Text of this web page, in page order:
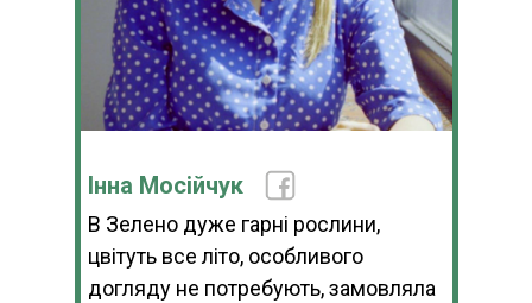
Інна Мосійчук
В Зелено дуже гарні рослини,
цвітуть все літо, особливого
догляду не потребують, замовляла